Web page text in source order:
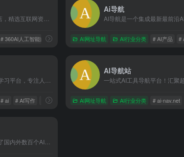
# 360AI人工智能商店，精选互联网资源最全的ai人工智能网，搜集并整理人工
Ai导航
AI网址导航 AI行业分类 # AI产品 #
# ai # AI写作 # ai学习平台
AI导航站
AI网址导航 AI行业分类 # ai-nav.net